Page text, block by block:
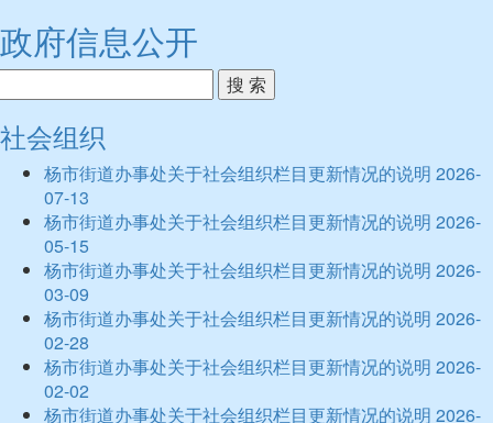
政府信息公开
搜 索
社会组织
杨市街道办事处关于社会组织栏目更新情况的说明 2026-
07-13
杨市街道办事处关于社会组织栏目更新情况的说明 2026-
05-15
杨市街道办事处关于社会组织栏目更新情况的说明 2026-
03-09
杨市街道办事处关于社会组织栏目更新情况的说明 2026-
02-28
杨市街道办事处关于社会组织栏目更新情况的说明 2026-
02-02
杨市街道办事处关于社会组织栏目更新情况的说明 2026-